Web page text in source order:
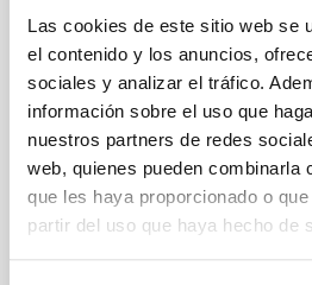
Las cookies de este sitio web se
el contenido y los anuncios,
sociales y analizar el tráfico.
información sobre el uso que
nuestros partners de redes
web, quienes pueden combinarla
que les haya proporcionado o
partir del uso que haya hecho de
in Palencia to coincide
eclipse on 12 Augustwith
the Government of the
On 12 August, to mark the total
visible across much of Spain,
Palencia — including the capital,
de los Condes — will host a
outreach events bringing